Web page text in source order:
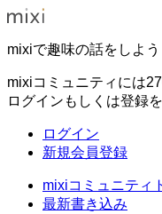
mixiで趣味の話をしよう
mixiコミュニティには
ログインもしくは登録
ログイン
新規会員登録
mixiコミュニティ
最新書き込み